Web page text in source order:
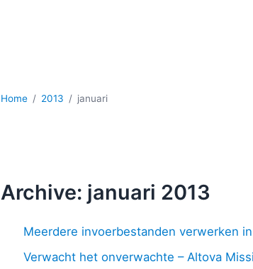
Home 2013 januari
Archive: januari 2013
Meerdere invoerbestanden verwerken
Verwacht het onverwachte – Altova